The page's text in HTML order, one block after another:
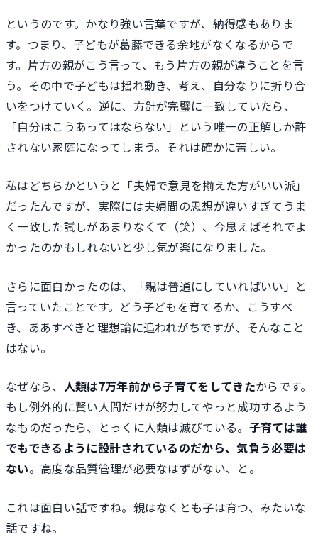
というのです。かなり強い言葉ですが、納得感もありま
す。つまり、子どもが葛藤できる余地がなくなるからで
す。片方の親がこう言って、もう片方の親が違うことを言
う。その中で子どもは揺れ動き、考え、自分なりに折り合
いをつけていく。逆に、方針が完璧に一致していたら、
「自分はこうあってはならない」という唯一の正解しか許
されない家庭になってしまう。それは確かに苦しい。
私はどちらかというと「夫婦で意見を揃えた方がいい派」
だったんですが、実際には夫婦間の思想が違いすぎてうま
く一致した試しがあまりなくて（笑）、今思えばそれでよ
かったのかもしれないと少し気が楽になりました。
さらに面白かったのは、「親は普通にしていればいい」と
言っていたことです。どう子どもを育てるか、こうすべ
き、ああすべきと理想論に追われがちですが、そんなこと
はない。
なぜなら、 人類は7万年前から子育てをしてきたからです。
もし例外的に賢い人間だけが努力してやっと成功するよう
なものだったら、とっくに人類は滅びている。 子育ては誰
でもできるように設計されているのだから、気負う必要は
ない。高度な品質管理が必要なはずがない、と。
これは面白い話ですね。親はなくとも子は育つ、みたいな
話ですね。